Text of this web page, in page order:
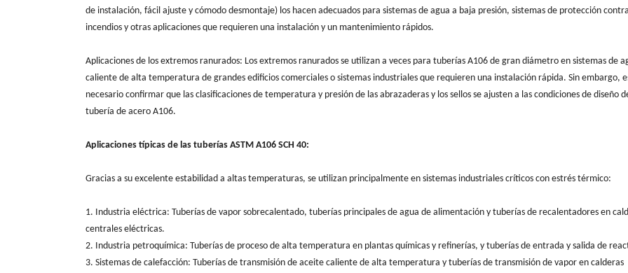
de instalación, fácil ajuste y cómodo desmontaje) los hacen adecuados para sistemas de agua a baja presión, sistemas de protección
incendios y otras aplicaciones que requieren una instalación y un mantenimiento rápidos.
Aplicaciones de los extremos ranurados: Los extremos ranurados se utilizan a veces para tuberías A106 de gran diámetro en sistemas de
caliente de alta temperatura de grandes edificios comerciales o sistemas industriales que requieren una instalación rápida. Sin embargo,
necesario confirmar que las clasificaciones de temperatura y presión de las abrazaderas y los sellos se ajusten a las condiciones de diseño
tubería de acero A106.
Aplicaciones típicas de las tuberías ASTM A106 SCH 40:
Gracias a su excelente estabilidad a altas temperaturas, se utilizan principalmente en sistemas industriales críticos con estrés térmico:
1. Industria eléctrica: Tuberías de vapor sobrecalentado, tuberías principales de agua de alimentación y tuberías de recalentadores en
centrales eléctricas.
2. Industria petroquímica: Tuberías de proceso de alta temperatura en plantas químicas y refinerías, y tuberías de entrada y salida de
3. Sistemas de calefacción: Tuberías de transmisión de aceite caliente de alta temperatura y tuberías de transmisión de vapor en calderas